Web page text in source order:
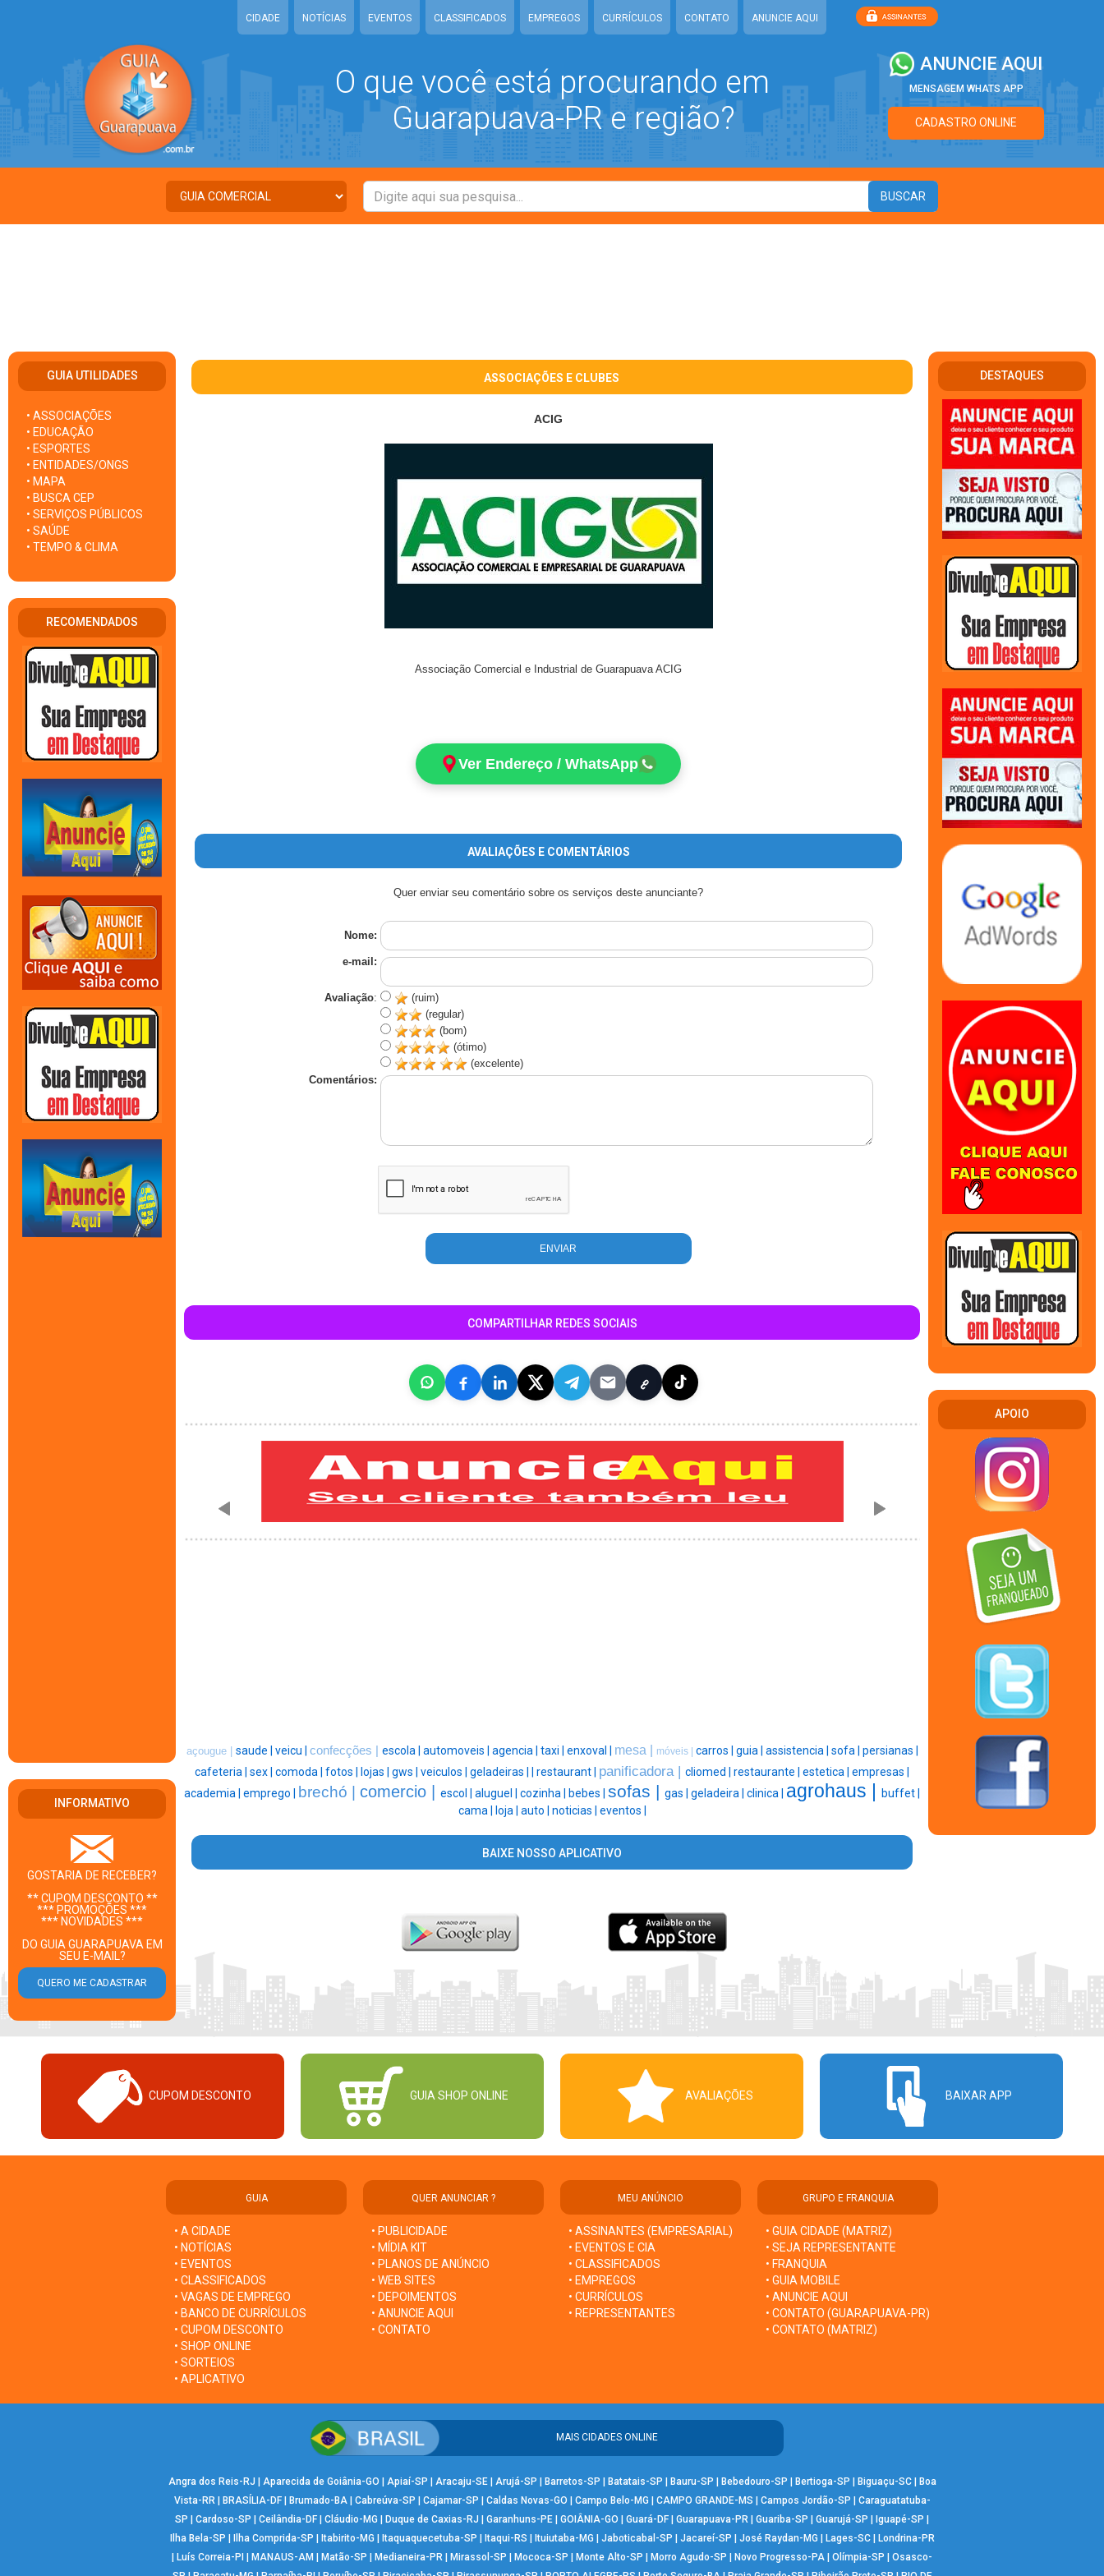
CIDADE NOTÍCIAS EVENTOS CLASSIFICADOS EMPREGOS CURRÍCULOS CONTATO ANUNCIE AQUI
O que você está procurando em
Guarapuava-PR e região?
ANUNCIE AQUI
MENSAGEM WHATS APP
CADASTRO ONLINE
GUIA UTILIDADES
• ASSOCIAÇÕES
• EDUCAÇÃO
• ESPORTES
• ENTIDADES/ONGS
• MAPA
• BUSCA CEP
• SERVIÇOS PÚBLICOS
• SAÚDE
• TEMPO & CLIMA
RECOMENDADOS
INFORMATIVO
GOSTARIA DE RECEBER?
** CUPOM DESCONTO **
*** PROMOÇÕES ***
*** NOVIDADES ***
DO GUIA GUARAPUAVA EM
SEU E-MAIL?
ASSOCIAÇÕES E CLUBES
ACIG
Associação Comercial e Industrial de Guarapuava ACIG
Ver Endereço / WhatsApp
AVALIAÇÕES E COMENTÁRIOS
Quer enviar seu comentário sobre os serviços deste anunciante?
Nome:
e-mail:
Avaliação:
(ruim)
(regular)
(bom)
(ótimo)
(excelente)
Comentários:
COMPARTILHAR REDES SOCIAIS
açougue | saude | veicu | confecções | escola | automoveis | agencia | taxi | enxoval | mesa | móveis | carros | guia | assistencia | sofa | persianas |
cafeteria | sex | comoda | fotos | lojas | gws | veiculos | geladeiras | restaurant | panificadora | cliomed | restaurante | estetica | empresas |
academia | emprego | brechó | comercio | escol | aluguel | cozinha | bebes | sofas | gas | geladeira | clinica | agrohaus |
buffet |
cama |
loja | auto | noticias | eventos |
BAIXE NOSSO APLICATIVO
DESTAQUES
APOIO
CUPOM DESCONTO GUIA SHOP ONLINE AVALIAÇÕES BAIXAR APP
GUIA
• A CIDADE
• NOTÍCIAS
• EVENTOS
• CLASSIFICADOS
• VAGAS DE EMPREGO
• BANCO DE CURRÍCULOS
• CUPOM DESCONTO
• SHOP ONLINE
• SORTEIOS
• APLICATIVO
QUER ANUNCIAR ?
• PUBLICIDADE
• MÍDIA KIT
• PLANOS DE ANÚNCIO
• WEB SITES
• DEPOIMENTOS
• ANUNCIE AQUI
• CONTATO
MEU ANÚNCIO
• ASSINANTES (EMPRESARIAL)
• EVENTOS E CIA
• CLASSIFICADOS
• EMPREGOS
• CURRÍCULOS
• REPRESENTANTES
GRUPO E FRANQUIA
• GUIA CIDADE (MATRIZ)
• SEJA REPRESENTANTE
• FRANQUIA
• GUIA MOBILE
• ANUNCIE AQUI
• CONTATO (GUARAPUAVA-PR)
• CONTATO (MATRIZ)
MAIS CIDADES ONLINE
Angra dos Reis-RJ | Aparecida de Goiânia-GO | Apiaí-SP | Aracaju-SE| Arujá-SP | Barretos-SP | Batatais-SP | Bauru-SP | Bebedouro-SP | Bertioga-SP | Biguaçu-SC| Boa
Vista-RR | BRASÍLIA-DF| Brumado-BA| Cabreúva-SP | Cajamar-SP | Caldas Novas-GO | Campo Belo-MG | CAMPO GRANDE-MS | Campos Jordão-SP | Caraguatatuba-
SP | Cardoso-SP | Ceilândia-DF | Cláudio-MG | Duque de Caxias-RJ | Garanhuns-PE | GOIÂNIA-GO | Guará-DF | Guarapuava-PR | Guariba-SP | Guarujá-SP | Iguapé-SP |
Ilha Bela-SP | Ilha Comprida-SP | Itabirito-MG | Itaquaquecetuba-SP | Itaqui-RS | Ituiutaba-MG | Jaboticabal-SP | Jacareí-SP | José Raydan-MG | Lages-SC| Londrina-PR
| Luís Correia-PI | MANAUS-AM | Matão-SP | Medianeira-PR | Mirassol-SP | Mococa-SP | Monte Alto-SP | Morro Agudo-SP | Novo Progresso-PA | Olímpia-SP | Osasco-